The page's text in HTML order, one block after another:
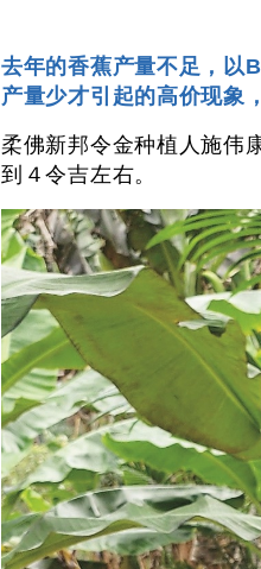
去年的香蕉产量不足，以
产量少才引起的高价现象
柔佛新邦令金种植人施伟
到４令吉左右。